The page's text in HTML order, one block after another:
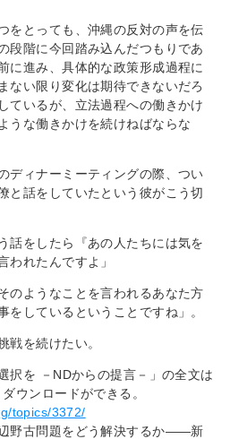
をとっても、沖縄の反対の声を伝
段階に今回踏み込んだつもりであ
に進み、具体的な政策形成過程に
ない限り変化は期待できないだろ
ているが、立法過程への働きかけ
うな働きかけを続けねばならな
ディナーミーティングの際、つい
と話をしていたという彼がこう切
話をしたら『あの人たちには気を
われたんですよ」
のようなことを言われるあなた方
をしているということですね」。
戦を続けたい。
択を －NDからの提言－」の全文は
ウンロードができる。
topics/3372/
野古問題をどう解決するか――新